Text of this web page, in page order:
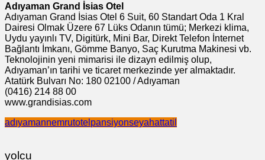
Adıyaman Grand İsias Otel
Adıyaman Grand İsias Otel 6 Suit, 60 Standart Oda 1 Kral
Dairesi Olmak Üzere 67 Lüks Odanın tümü; Merkezi klima,
Uydu yayınlı TV, Digitürk, Mini Bar, Direkt Telefon İnternet
Bağlantı İmkanı, Gömme Banyo, Saç Kurutma Makinesi vb.
Teknolojinin yeni mimarisi ile dizayn edilmiş olup,
Adıyaman’ın tarihi ve ticaret merkezinde yer almaktadır.
Atatürk Bulvarı No: 180 02100 / Adıyaman
(0416) 214 88 00
www.grandisias.com
adıyamannemrutotel pansiyonseyahattatil
yolcu